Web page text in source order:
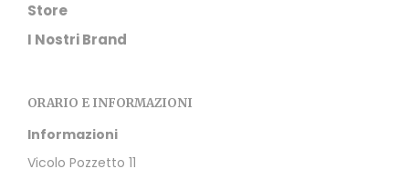
Store
I Nostri Brand
ORARIO E INFORMAZIONI
Informazioni
Vicolo Pozzetto 11